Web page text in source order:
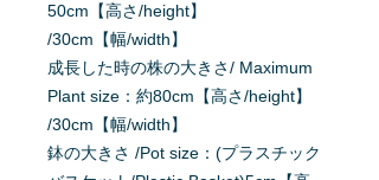
50cm【高さ/height】
/30cm【幅/width】
成長した時の株の大きさ/ Maximum
Plant size：約80cm【高さ/height】
/30cm【幅/width】
鉢の大きさ /Pot size：(プラスチック